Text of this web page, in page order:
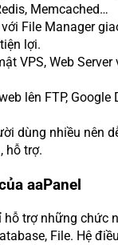
Memcached…
File Manager
lợi.
VPS, Web
lên FTP, Google
dùng nhiều nên
hỗ trợ.
aaPanel
hỗ trợ những chức
File. Hệ